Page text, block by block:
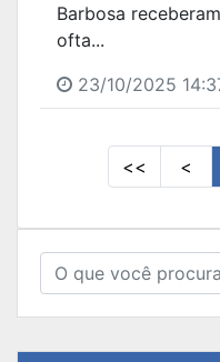
Barbosa
ofta...
23/10/2025
<< <